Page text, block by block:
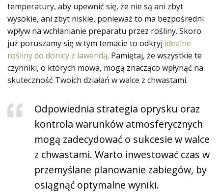
temperatury, aby upewnić się, że nie są ani zbyt
wysokie, ani zbyt niskie, ponieważ to ma bezpośredni
wpływ na wchłanianie preparatu przez rośliny. Skoro
już poruszamy się w tym temacie to odkryj idealne
rośliny do donicy z lawendą. Pamiętaj, że wszystkie te
czynniki, o których mowa, mogą znacząco wpłynąć na
skuteczność Twoich działań w walce z chwastami.
Odpowiednia strategia oprysku oraz
kontrola warunków atmosferycznych
mogą zadecydować o sukcesie w walce
z chwastami. Warto inwestować czas w
przemyślane planowanie zabiegów, by
osiągnąć optymalne wyniki.